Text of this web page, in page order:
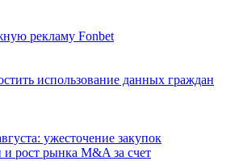
рекламу Fonbet
использование данных граждан
ужесточение закупок
рост рынка M&A за счет